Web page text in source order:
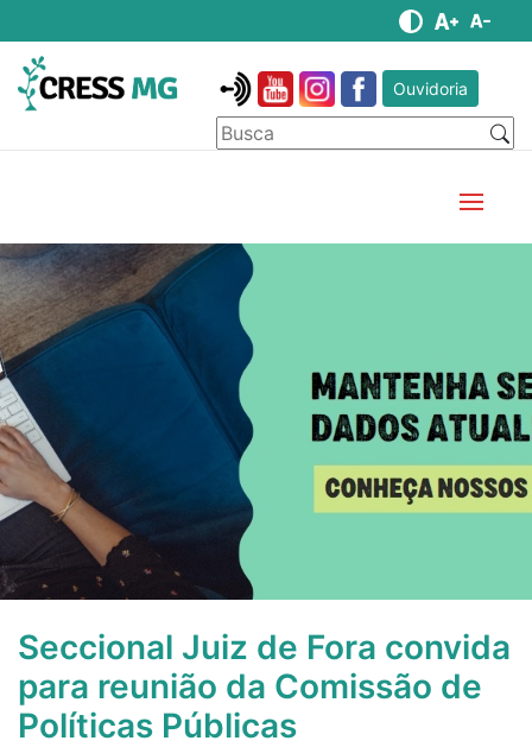
Ouvidoria
Seccional Juiz de Fora convida
para reunião da Comissão de
Políticas Públicas